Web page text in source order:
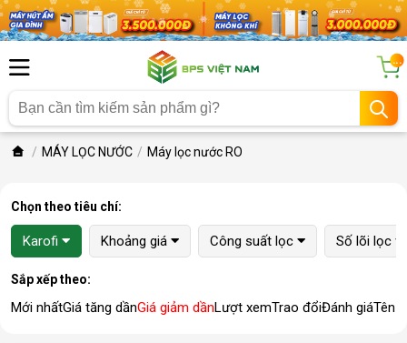
...
MÁY LỌC NƯỚC Máy lọc nước RO
Chọn theo tiêu chí:
Karofi Khoảng giá Công suất lọc Số lõi lọc
Sắp xếp theo:
Mới nhấtGiá tăng dầnGiá giảm dầnLượt xemTrao đổiĐánh giáTên